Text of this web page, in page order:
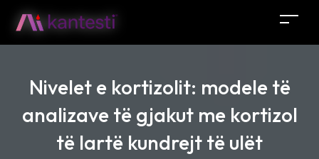
Nivelet e kortizolit: modele të
analizave të gjakut me kortizol
të lartë kundrejt të ulët